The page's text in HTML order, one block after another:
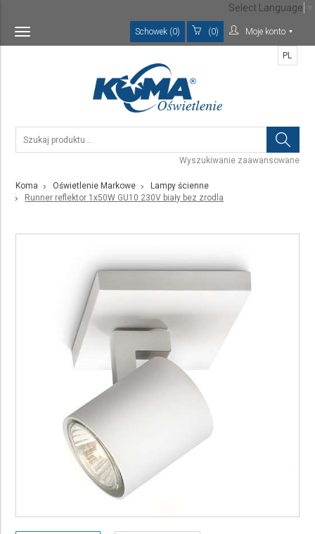
Toggle
navigation
Schowek (0) (0) Moje konto
Wyszukiwanie zaawansowane
PL
Koma Oświetlenie Markowe
Lampy ścienne
Runner reflektor 1x50W GU10 230V biały bez zrodla
Select Language